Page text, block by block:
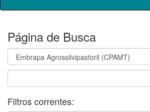
Página de Busca
Filtros correntes: